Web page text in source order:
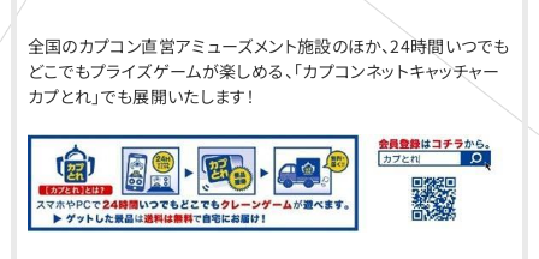
全国のカプコン直営アミューズメント施設のほか、24時間いつでも
どこでもプライズゲームが楽しめる、「カプコンネットキャッチャー
カプとれ」でも展開いたします！